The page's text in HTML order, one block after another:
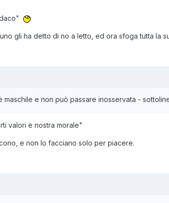
gli ha detto di no a letto, ed ora sfoga tutta la
e non può passare inosservata -
valori e nostra morale"
e non lo facciano solo per piacere.